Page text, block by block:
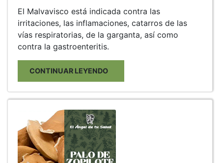
El Malvavisco está indicada contra las
irritaciones, las inflamaciones, catarros de las
vías respiratorias, de la garganta, así como
contra la gastroenteritis.
CONTINUAR LEYENDO